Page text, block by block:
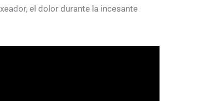
el dolor durante la incesante